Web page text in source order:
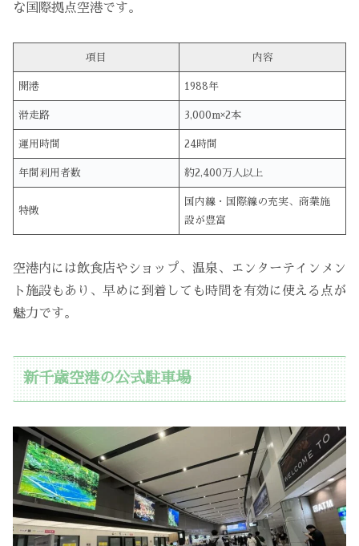
な国際拠点空港です。
項目 内容
開港 1988年
滑走路 3,000m×2本
運用時間 24時間
年間利用者数 約2,400万人以上
特徴
国内線・国際線の充実、商業施
設が豊富
空港内には飲食店やショップ、温泉、エンターテインメン
ト施設もあり、早めに到着しても時間を有効に使える点が
魅力です。
新千歳空港の公式駐車場